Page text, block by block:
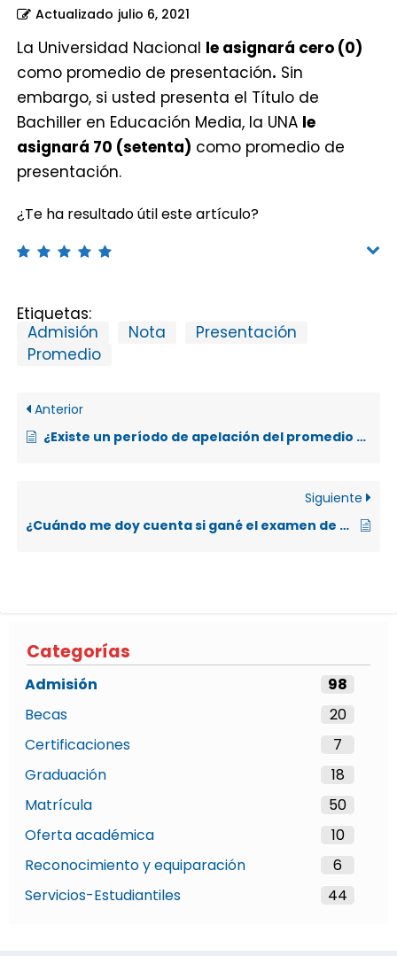
Categorías
Admisión
98
Becas
20
Certificaciones
7
Graduación
18
Matrícula
50
Oferta académica
10
Reconocimiento y equiparación
6
Servicios-Estudiantiles
44
Actualizado julio 6, 2021
La Universidad Nacional le asignará cero (0)
como promedio de presentación. Sin
embargo, si usted presenta el Título de
Bachiller en Educación Media, la UNA le
asignará 70 (setenta) como promedio de
presentación.
¿Te ha resultado útil este artículo?
Etiquetas:
Admisión
Nota
Presentación
Promedio
Anterior
¿Existe un período de apelación del promedio de admisión?
Siguiente
¿Cuándo me doy cuenta si gané el examen de admisión?